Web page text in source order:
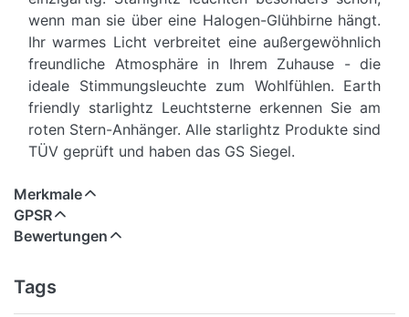
wenn man sie über eine Halogen-Glühbirne hängt.
Ihr warmes Licht verbreitet eine außergewöhnlich
freundliche Atmosphäre in Ihrem Zuhause - die
ideale Stimmungsleuchte zum Wohlfühlen. Earth
friendly starlightz Leuchtsterne erkennen Sie am
roten Stern-Anhänger. Alle starlightz Produkte sind
TÜV geprüft und haben das GS Siegel.
Merkmale
GPSR
Bewertungen
Tags